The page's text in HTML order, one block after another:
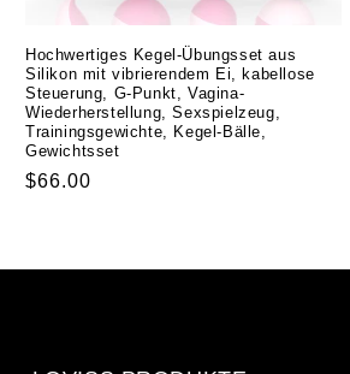
Hochwertiges Kegel-Übungsset aus
Silikon mit vibrierendem Ei, kabellose
Steuerung, G-Punkt, Vagina-
Wiederherstellung, Sexspielzeug,
Trainingsgewichte, Kegel-Bälle,
Gewichtsset
Normaler
$66.00